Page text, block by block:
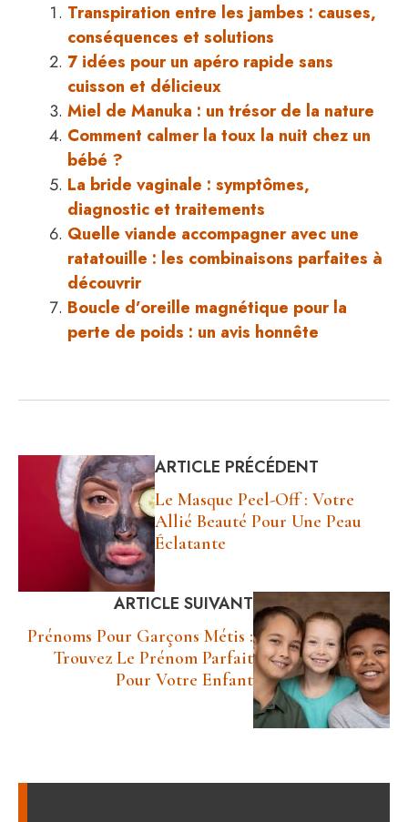
Transpiration entre les jambes : causes,
conséquences et solutions
7 idées pour un apéro rapide sans
cuisson et délicieux
Miel de Manuka : un trésor de la nature
Comment calmer la toux la nuit chez un
bébé ?
La bride vaginale : symptômes,
diagnostic et traitements
Quelle viande accompagner avec une
ratatouille : les combinaisons parfaites à
découvrir
Boucle d’oreille magnétique pour la
perte de poids : un avis honnête
ARTICLE PRÉCÉDENT
Le Masque Peel-Off : Votre
Allié Beauté Pour Une Peau
Éclatante
ARTICLE SUIVANT
Prénoms Pour Garçons Métis :
Trouvez Le Prénom Parfait
Pour Votre Enfant